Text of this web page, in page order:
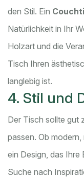
den Stil. Ein
Natürlichkeit in Ihr
Holzart und die
Tisch Ihren
langlebig ist.
4. Stil und
Der Tisch sollte gut
passen. Ob
ein Design, das Ihre
Suche nach